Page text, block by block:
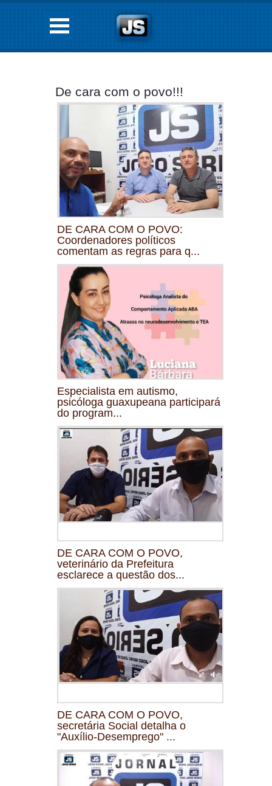
De cara com o povo!!!
DE CARA COM O POVO:
Coordenadores políticos
comentam as regras para q...
Especialista em autismo,
psicóloga guaxupeana participará
do program...
DE CARA COM O POVO,
veterinário da Prefeitura
esclarece a questão dos...
DE CARA COM O POVO,
secretária Social detalha o
"Auxílio-Desemprego" ...